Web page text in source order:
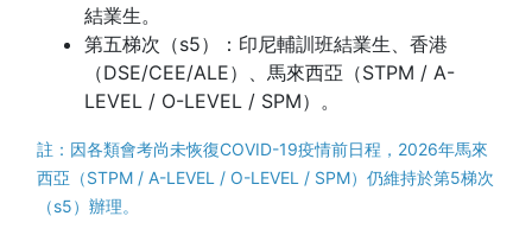
結業生。
第五梯次（s5）：印尼輔訓班結業生、香港
（DSE/CEE/ALE）、馬來西亞（STPM / A-
LEVEL / O-LEVEL / SPM）。
註：因各類會考尚未恢復COVID-19疫情前日程，2026年馬來
西亞（STPM / A-LEVEL / O-LEVEL / SPM）仍維持於第5梯次
（s5）辦理。